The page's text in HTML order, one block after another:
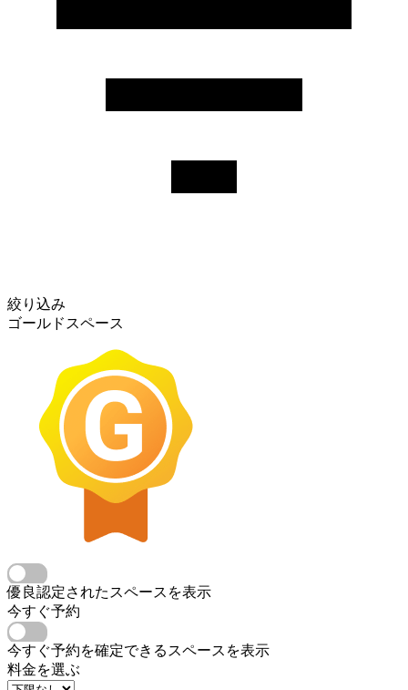
絞り込み
ゴールドスペース
優良認定されたスペースを表示
今すぐ予約
今すぐ予約を確定できるスペースを表示
料金を選ぶ